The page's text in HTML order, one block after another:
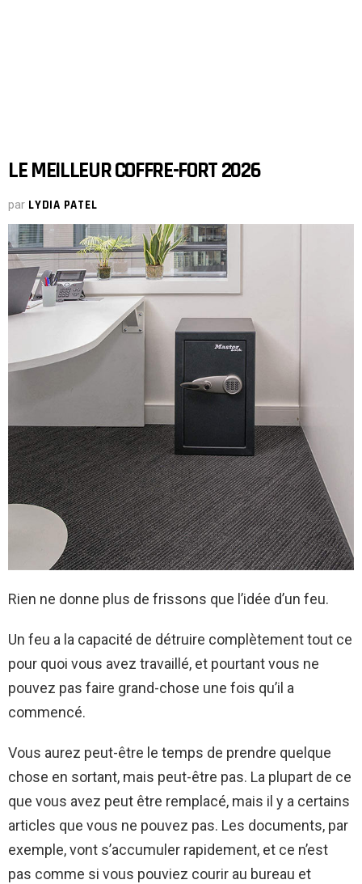
LE MEILLEUR COFFRE-FORT 2026
par LYDIA PATEL
Rien ne donne plus de frissons que l’idée d’un feu.
Un feu a la capacité de détruire complètement tout ce
pour quoi vous avez travaillé, et pourtant vous ne
pouvez pas faire grand-chose une fois qu’il a
commencé.
Vous aurez peut-être le temps de prendre quelque
chose en sortant, mais peut-être pas. La plupart de ce
que vous avez peut être remplacé, mais il y a certains
articles que vous ne pouvez pas. Les documents, par
exemple, vont s’accumuler rapidement, et ce n’est
pas comme si vous pouviez courir au bureau et